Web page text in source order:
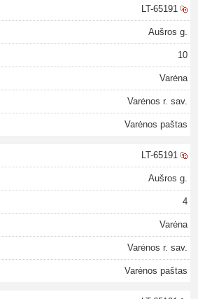
LT-65191
Aušros g.
10
Varėna
Varėnos r. sav.
Varėnos paštas
LT-65191
Aušros g.
4
Varėna
Varėnos r. sav.
Varėnos paštas